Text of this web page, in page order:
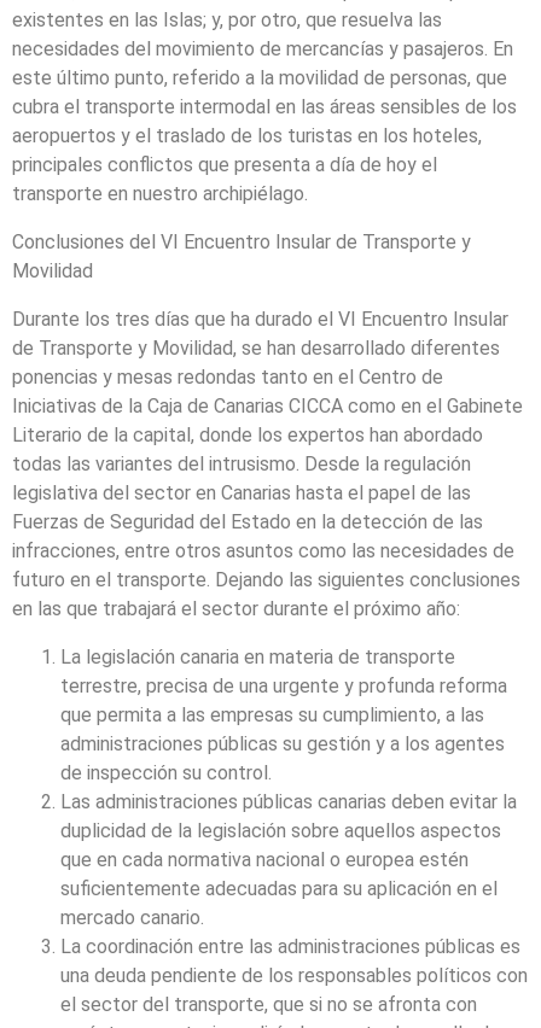
existentes en las Islas; y, por otro, que resuelva las
necesidades del movimiento de mercancías y pasajeros. En
este último punto, referido a la movilidad de personas, que
cubra el transporte intermodal en las áreas sensibles de los
aeropuertos y el traslado de los turistas en los hoteles,
principales conflictos que presenta a día de hoy el
transporte en nuestro archipiélago.
Conclusiones del VI Encuentro Insular de Transporte y
Movilidad
Durante los tres días que ha durado el VI Encuentro Insular
de Transporte y Movilidad, se han desarrollado diferentes
ponencias y mesas redondas tanto en el Centro de
Iniciativas de la Caja de Canarias CICCA como en el Gabinete
Literario de la capital, donde los expertos han abordado
todas las variantes del intrusismo. Desde la regulación
legislativa del sector en Canarias hasta el papel de las
Fuerzas de Seguridad del Estado en la detección de las
infracciones, entre otros asuntos como las necesidades de
futuro en el transporte. Dejando las siguientes conclusiones
en las que trabajará el sector durante el próximo año:
La legislación canaria en materia de transporte
terrestre, precisa de una urgente y profunda reforma
que permita a las empresas su cumplimiento, a las
administraciones públicas su gestión y a los agentes
de inspección su control.
Las administraciones públicas canarias deben evitar la
duplicidad de la legislación sobre aquellos aspectos
que en cada normativa nacional o europea estén
suficientemente adecuadas para su aplicación en el
mercado canario.
La coordinación entre las administraciones públicas es
una deuda pendiente de los responsables políticos con
el sector del transporte, que si no se afronta con